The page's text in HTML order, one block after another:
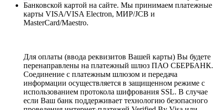
Банковской картой на сайте. Мы принимаем платежные
карты VISA/VISA Electron, МИР/JCB и
MasterCard/Maestro.
Для оплаты (ввода реквизитов Вашей карты) Вы будете
перенаправлены на платежный шлюз ПАО СБЕРБАНК.
Соединение с платежным шлюзом и передача
информации осуществляется в защищенном режиме с
использованием протокола шифрования SSL. В случае
если Ваш банк поддерживает технологию безопасного